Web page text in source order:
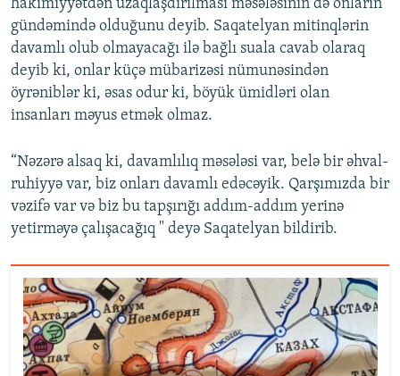
hakimiyyətdən uzaqlaşdırılması məsələsinin də onların
gündəmində olduğunu deyib. Saqatelyan mitinqlərin
davamlı olub olmayacağı ilə bağlı suala cavab olaraq
deyib ki, onlar küçə mübarizəsi nümunəsindən
öyrəniblər ki, əsas odur ki, böyük ümidləri olan
insanları məyus etmək olmaz.
“Nəzərə alsaq ki, davamlılıq məsələsi var, belə bir əhval-
ruhiyyə var, biz onları davamlı edəcəyik. Qarşımızda bir
vəzifə var və biz bu tapşırığı addım-addım yerinə
yetirməyə çalışacağıq " deyə Saqatelyan bildirib.